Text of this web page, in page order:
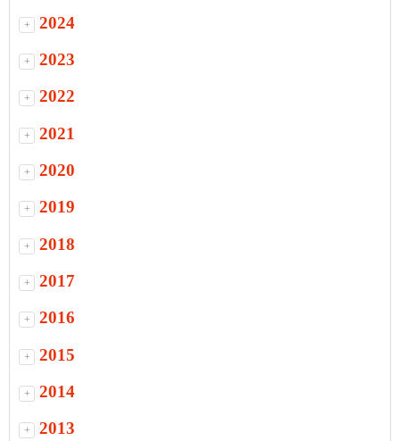
+ 2024
+ 2023
+ 2022
+ 2021
+ 2020
+ 2019
+ 2018
+ 2017
+ 2016
+ 2015
+ 2014
+ 2013